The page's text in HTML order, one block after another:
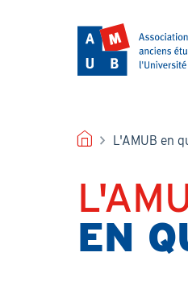
FILL'AMUB en
Titre
EN